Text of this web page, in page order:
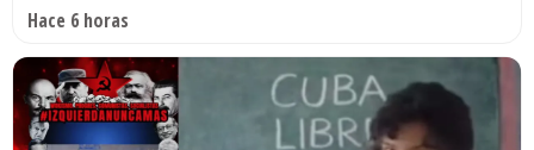
Hace 6 horas